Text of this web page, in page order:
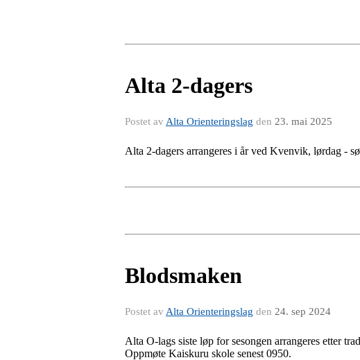
Alta 2-dagers
Postet av Alta Orienteringslag den 23. mai 2025
Alta 2-dagers arrangeres i år ved Kvenvik, lørdag -
Blodsmaken
Postet av Alta Orienteringslag den 24. sep 2024
Alta O-lags siste løp for sesongen arrangeres etter
Oppmøte Kaiskuru skole senest 0950.